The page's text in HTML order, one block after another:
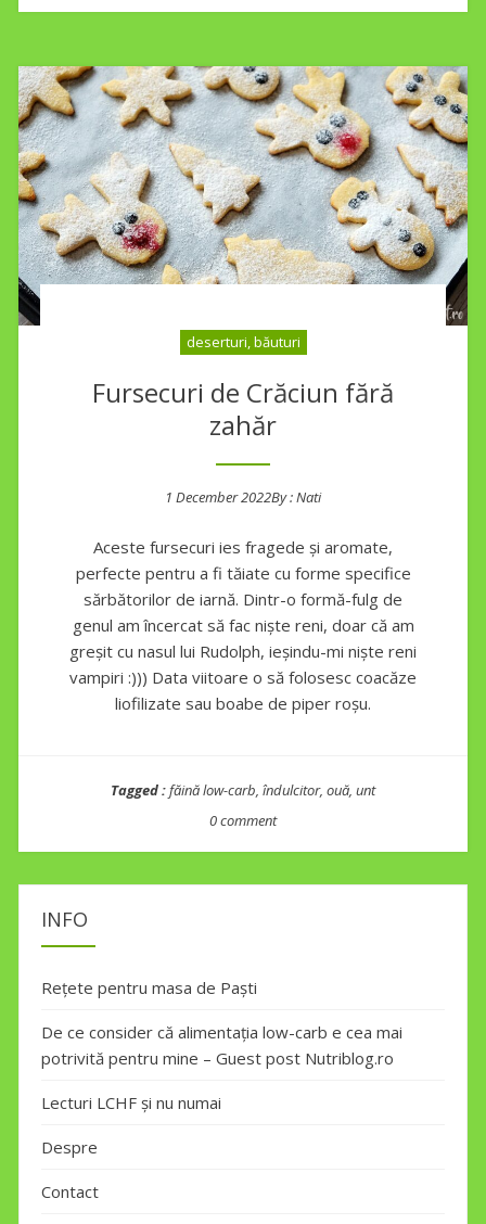
deserturi, băuturi
Fursecuri de Crăciun fără
zahăr
1 December 2022By :Nati
Aceste fursecuri ies fragede și aromate,
perfecte pentru a fi tăiate cu forme specifice
sărbătorilor de iarnă. Dintr-o formă-fulg de
genul am încercat să fac niște reni, doar că am
greșit cu nasul lui Rudolph, ieșindu-mi niște reni
vampiri :))) Data viitoare o să folosesc coacăze
liofilizate sau boabe de piper roșu.
Tagged :făină low-carb, îndulcitor, ouă, unt
0 comment
INFO
Rețete pentru masa de Paști
De ce consider că alimentația low-carb e cea mai
potrivită pentru mine – Guest post Nutriblog.ro
Lecturi LCHF și nu numai
Despre
Contact